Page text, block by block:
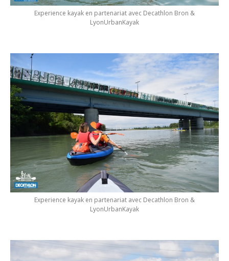
Experience kayak en partenariat avec Decathlon Bron &
LyonUrbanKayak
Experience kayak en partenariat avec Decathlon Bron &
LyonUrbanKayak